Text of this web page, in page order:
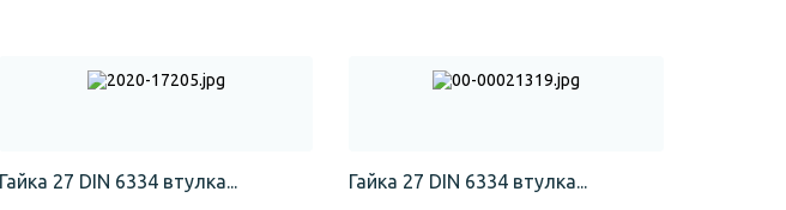
Гайка 27 DIN 6334 втулка... Гайка 27 DIN 6334 втулка...